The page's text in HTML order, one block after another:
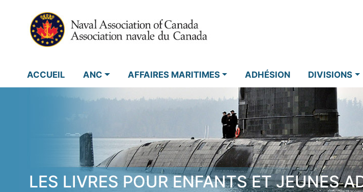
ACCUEIL ANC AFFAIRES MARITIMES ADHÉSION DIVISIONS
LES LIVRES POUR ENFANTS ET JEUNES